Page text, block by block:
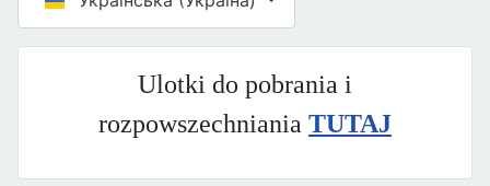
Ulotki do pobrania i
rozpowszechniania TUTAJ